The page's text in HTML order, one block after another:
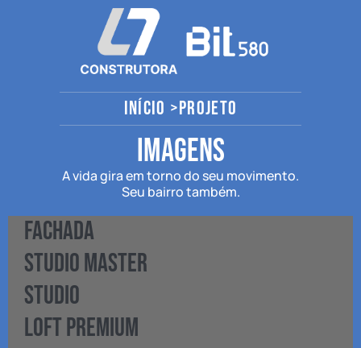
INÍCIO >projeto
imagens
A vida gira em torno do seu movimento.
Seu bairro também.
FACHADA
STUDIO MASTER
STUDIO
LOFT PREMIUM